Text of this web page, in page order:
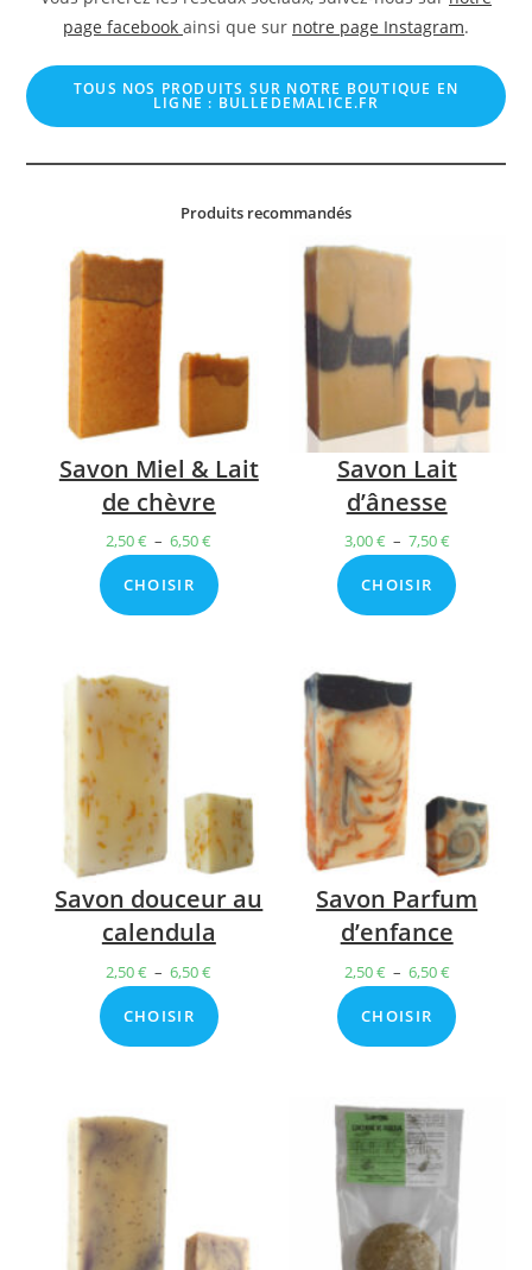
page facebook ainsi que sur notre page Instagram.
TOUS NOS PRODUITS SUR NOTRE BOUTIQUE EN
LIGNE : BULLEDEMALICE.FR
Produits recommandés
Savon Miel & Lait
de chèvre
2,50€ – 6,50€
de
prix :
CHOISIR
Savon Lait
d’ânesse
3,00€ – 7,50€Plage
de
prix :
CHOISIR
Savon douceur au
calendula
2,50€ – 6,50€
de
prix :
CHOISIR
Savon Parfum
d’enfance
2,50€ – 6,50€Plage
de
prix :
6,50 €
CHOISIR